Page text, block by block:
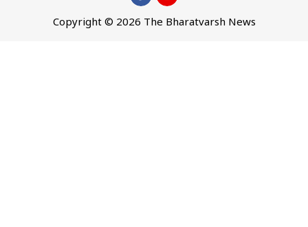
Copyright © 2026 The Bharatvarsh News